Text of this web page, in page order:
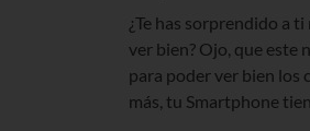
¿Te has sorprendido a
ver bien? Ojo, que este
para poder ver bien los
más, tu Smartphone